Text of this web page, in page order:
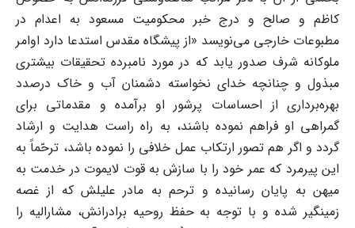
کاظم و صالح و درج خبر محکومیت مسعود به اعدام در
مطبوعات خارجی می‌نویسد «از پیشگاه مقدس استدعا دارد اوامر
ملوکانه شرف صدور یابد که در مورد نامبرده تحقیقات بیشتری
مبذول و چنانچه خدای نخواسته دشمنان آب و خاک درصدد
بهره‌برداری از احساسات پرشور او برآمده و مقدماتی برای
گمراهی او فراهم نموده باشند، به راه راست هدایت و ارشاد
گردد و اگر هم تصور ارتکاب عمل خلافی را نموده باشد، ترحّماً به
این پیرمرد که عمر خود را با سازش به قوت لایموت در خدمت به
میهن به پایان رسانیده و ترحم به مادر علیلش که از غصه
زمینگیر شده و با توجه به حفظ روحیه برادرانش، مشارالیه را